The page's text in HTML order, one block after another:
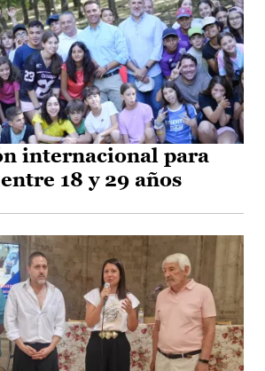
internacional para
18 y 29 años